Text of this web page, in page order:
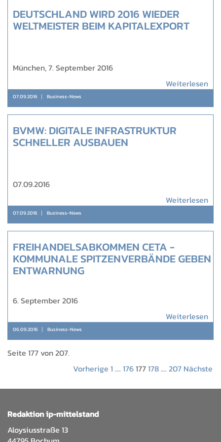
DEUTSCHLAND WIRD 2016 WIEDER
WELTMEISTER BEIM KAPITALEXPORT
München, 7. September 2016
Weiterlesen
07.09.2016 Business-News
BVMW: DIGITALE INFRASTRUKTUR
SCHNELLER AUSBAUEN
07.09.2016
Weiterlesen
07.09.2016 Business-News
FREIHANDELSABKOMMEN CETA -
KOMMUNALE SPITZENVERBÄNDE GEBEN
ENTWARNUNG
6. September 2016
Weiterlesen
06.09.2016 Business-News
Seite 177 von 207.
Vorherige 1 ....176177178....207 Nächste
Redaktion ip-mittelstand
Aloysiusstraße 13